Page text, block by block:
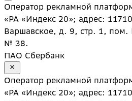
Оператор рекламной
«РА «Индекс 20»; адрес:
Варшавское, д. 9, стр. 1, пом.
№ 38.
ПАО Сбербанк
Оператор рекламной
«РА «Индекс 20»; адрес: